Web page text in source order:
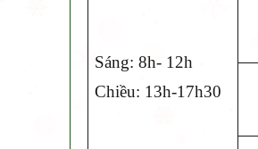
Sáng: 8h- 12h
Chiều: 13h-17h30